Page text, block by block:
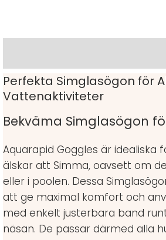
Perfekta Simglasögon för
Vattenaktiviteter
Bekväma Simglasögon
Aquarapid Goggles är idealiska
älskar att Simma, oavsett om
eller i poolen. Dessa
att ge maximal komfort och
med enkelt justerbara band
näsan. De passar därmed alla